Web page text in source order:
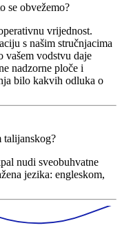
se obvežemo?
vrijednost.
s našim stručnjacima
vašem vodstvu daje
nadzorne ploče i
bilo kakvih odluka o
talijanskog?
nudi sveobuhvatne
jezika: engleskom,